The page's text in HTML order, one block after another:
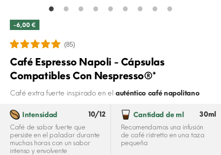
-6,00 €
(85)
Café Espresso Napoli - Cápsulas
Compatibles Con Nespresso®*
Café extra fuerte inspirado en elauténtico café napolitano
Intensidad 10/12
Café de sabor fuerte que
persiste en el paladar durante
muchas horas con un sabor
intenso y envolvente
Cantidad de ml 30ml
Recomendamos una infusión
de café ristretto en una taza
pequeña